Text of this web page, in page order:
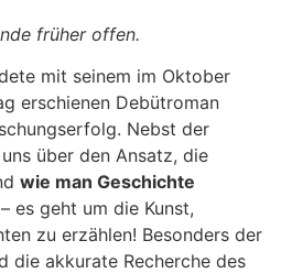
früher offen.
mit seinem im Oktober
erschienen Debütroman
Nebst der
über den Ansatz, die
wie man Geschichte
es geht um die Kunst,
zu erzählen! Besonders der
die akkurate Recherche des